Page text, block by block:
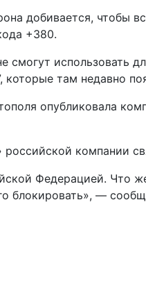
добивается, чтобы
+380.
использовать
там недавно
опубликовала
российской компании
Федерацией. Что
—